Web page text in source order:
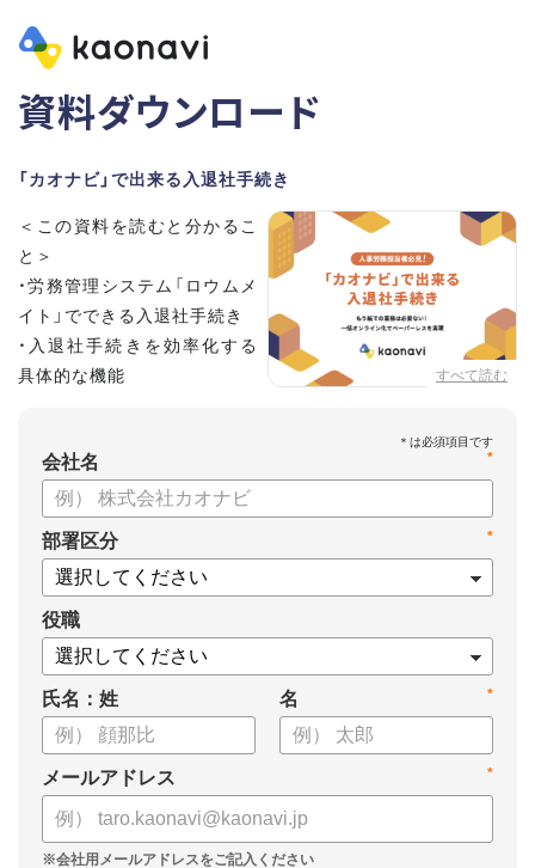
資料ダウンロード
「カオナビ」で出来る入退社手続き
すべて読む
＜この資料を読むと分かるこ
と＞
・労務管理システム「ロウムメ
イト」でできる入退社手続き
・入退社手続きを効率化する
具体的な機能
*
会社名
*
部署区分
役職
氏名：姓 *
名
*
メールアドレス